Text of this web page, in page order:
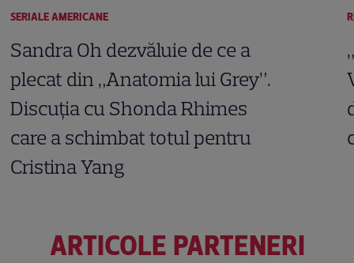
SERIALE AMERICANE
Sandra Oh dezvăluie de ce a
plecat din „Anatomia lui Grey”.
Discuția cu Shonda Rhimes
care a schimbat totul pentru
Cristina Yang
ARTICOLE PARTENERI